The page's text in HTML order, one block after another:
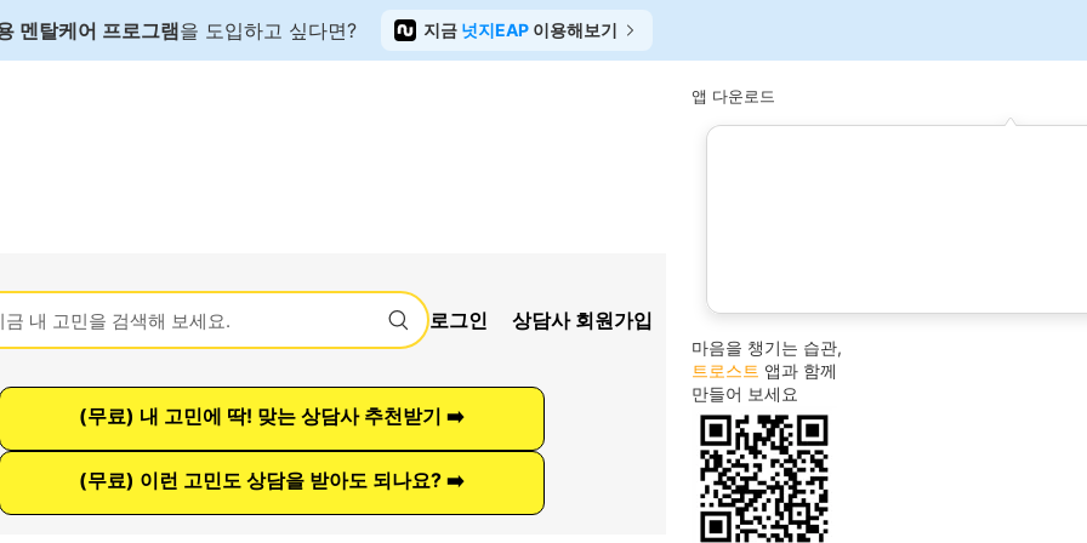
멘탈케어 프로그램을 도입하고 싶다면? 지금 넛지EAP이용해보기
로그인 상담사 회원가입
앱 다운로드
마음을 챙기는 습관,
트로스트 앱과 함께
만들어 보세요
3
임명숙
4
번아웃
5
이초연
6
허혜정
7
하용희
(무료) 내 고민에 딱! 맞는 상담사 추천받기 ➡️
(무료) 이런 고민도 상담을 받아도 되나요? ➡️